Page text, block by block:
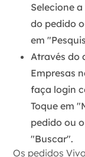
Selecione
do pedido
em
Através do
Empresas
faça login
Toque em
pedido ou
"Buscar".
Os pedidos